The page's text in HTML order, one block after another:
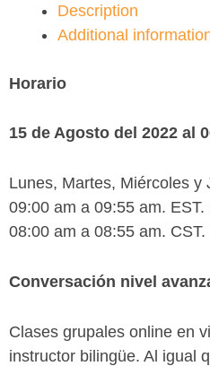
Description
Additional
Horario
15 de Agosto del 2022 al
Lunes, Martes, Miércoles y
09:00 am a 09:55 am. EST.
08:00 am a 08:55 am. CST.
Conversación nivel
Clases grupales online en
instructor bilingüe. Al igual